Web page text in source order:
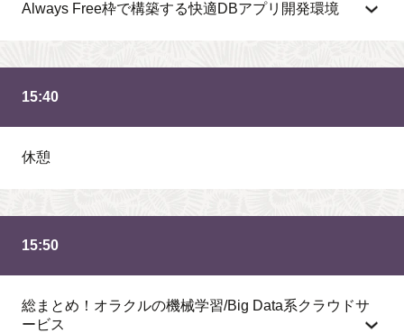
Always Free枠で構築する快適DBアプリ開発環境
15:40
休憩
15:50
総まとめ！オラクルの機械学習/Big Data系クラウドサ
ービス